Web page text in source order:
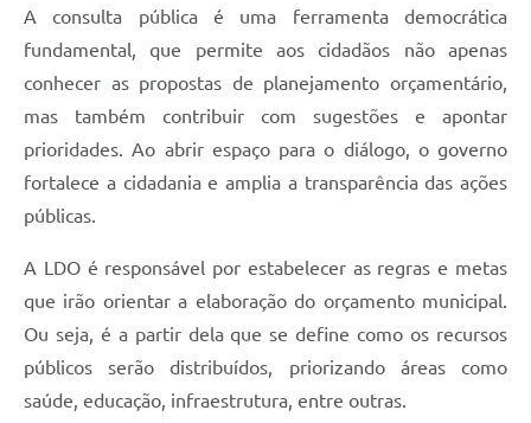
A consulta pública é uma ferramenta democrática
fundamental, que permite aos cidadãos não apenas
conhecer as propostas de planejamento orçamentário,
mas também contribuir com sugestões e apontar
prioridades. Ao abrir espaço para o diálogo, o governo
fortalece a cidadania e amplia a transparência das ações
públicas.
A LDO é responsável por estabelecer as regras e metas
que irão orientar a elaboração do orçamento municipal.
Ou seja, é a partir dela que se define como os recursos
públicos serão distribuídos, priorizando áreas como
saúde, educação, infraestrutura, entre outras.